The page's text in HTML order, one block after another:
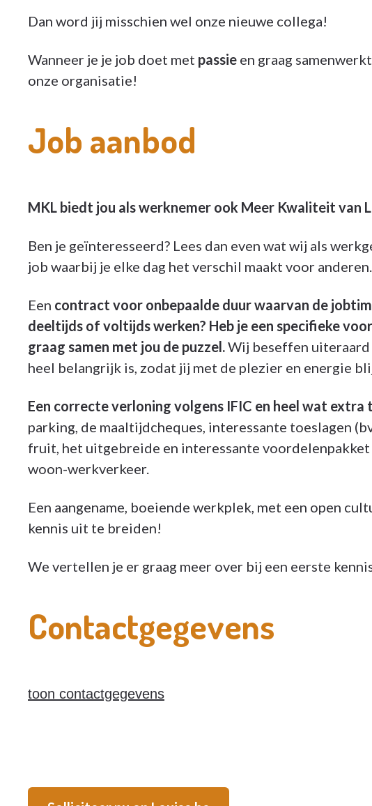
Dan word jij misschien wel onze nieuwe collega!
Wanneer je je job doet met passie en graag
onze organisatie!
Job aanbod
MKL biedt jou als werknemer ook Meer Kwaliteit van
Ben je geïnteresseerd? Lees dan even wat wij als
job waarbij je elke dag het verschil maakt voor anderen.
Een contract voor onbepaalde duur waarvan de
deeltijds of voltijds werken? Heb je een specifieke
graag samen met jou de puzzel.Wij beseffen
heel belangrijk is, zodat jij met de plezier en energie
Een correcte verloning volgens IFIC en heel wat extra
parking, de maaltijdcheques, interessante toeslagen
fruit, het uitgebreide en interessante voordelenpakket
woon-werkverkeer.
Een aangename, boeiende werkplek, met een open
kennis uit te breiden!
We vertellen je er graag meer over bij een eerste
Contactgegevens